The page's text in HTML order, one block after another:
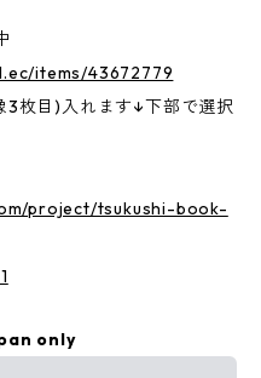
items/43672779
枚目)入れます↓下部で選択
project/tsukushi-book-
only